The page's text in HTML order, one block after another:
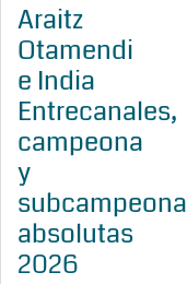
Araitz
Otamendi
e India
Entrecanales,
campeona
y
subcampeona
absolutas
2026